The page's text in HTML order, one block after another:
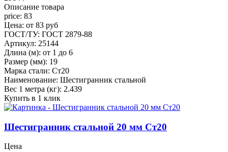
Описание товара
price: 83
Цена: от 83 руб
ГОСТ/ТУ: ГОСТ 2879-88
Артикул: 25144
Длина (м): от 1 до 6
Размер (мм): 19
Марка стали: Ст20
Наименование: Шестигранник стальной
Вес 1 метра (кг): 2.439
Купить в 1 клик
Шестигранник стальной 20 мм Ст20
Цена